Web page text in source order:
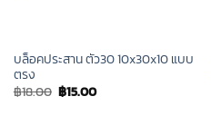
บล็อคประสาน ตัว30 10x30x10 แบบ
ตรง
฿18.00 Original
price
฿15.00Current
price